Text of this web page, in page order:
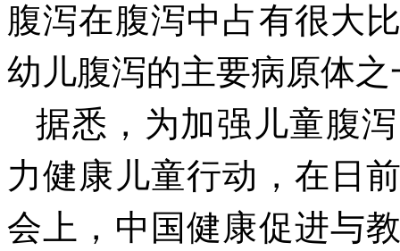
腹泻在腹泻中占有很大
幼儿腹泻的主要病原体
据悉，为加强儿童腹
力健康儿童行动，在日
会上，中国健康促进与